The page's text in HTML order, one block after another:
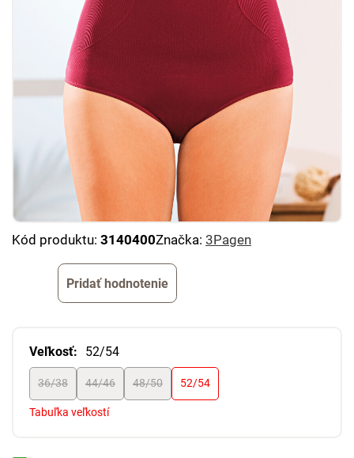
Kód produktu: 3140400Značka: 3Pagen
Pridať hodnotenie
Veľkosť: 52/54
36/38 44/46 48/50 52/54
Tabuľka veľkostí